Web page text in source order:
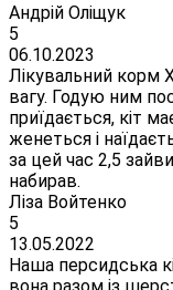
Андрій Оліщук
5
06.10.2023
Лікувальний корм
вагу. Годую ним
приїдається, кіт
женеться і
за цей час 2,5
набирав.
Ліза Войтенко
5
13.05.2022
Наша персидська